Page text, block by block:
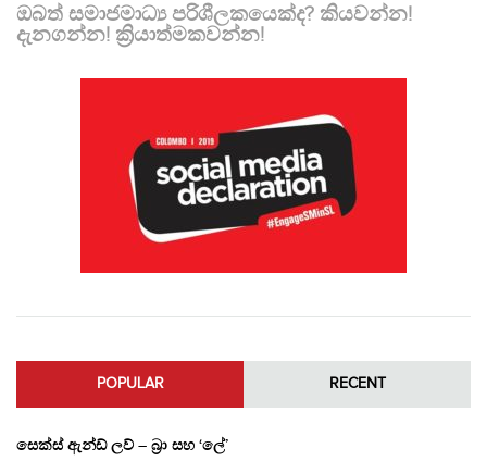
ඔබත් සමාජමාධ්‍ය පරිශීලකයෙක්ද? කියවන්න!
දැනගන්න! ක්‍රියාත්මකවන්න!
POPULAR RECENT
සෙක්ස් ඇන්ඩ් ලව් – බ්‍රා සහ ‘ලේ’